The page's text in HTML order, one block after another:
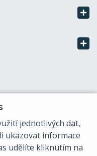
jednotlivých dat,
ukazovat informace
udělíte kliknutím na